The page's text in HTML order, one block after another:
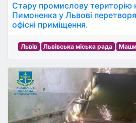
Стару промислову територію
Пимоненка у Львові
офісні приміщення.
Львів Львівська міська рада